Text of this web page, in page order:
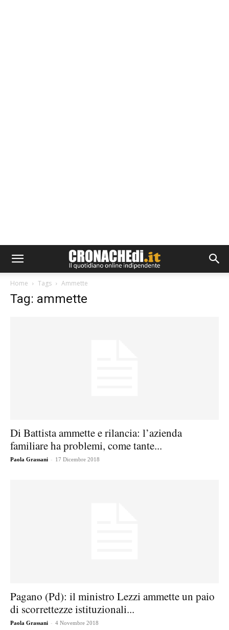
Home Tags Ammette
Tag: ammette
Di Battista ammette e rilancia: l’azienda
familiare ha problemi, come tante...
Paola Grassani - 17 Dicembre 2018
Pagano (Pd): il ministro Lezzi ammette un paio
di scorrettezze istituzionali...
Paola Grassani - 4 Novembre 2018